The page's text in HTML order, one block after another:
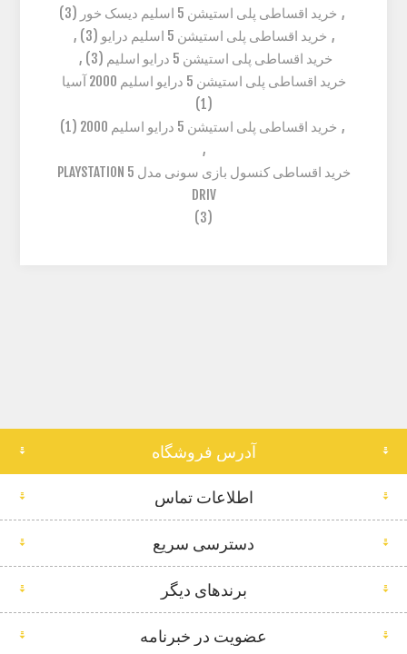
, خرید اقساطی پلی استیشن 5 اسلیم دیسک خور
(3)
, خرید اقساطی پلی استیشن 5 اسلیم درایو (3)
,
خرید اقساطی پلی استیشن 5 درایو اسلیم
(3)
,
خرید اقساطی پلی استیشن 5 درایو اسلیم 2000 آسیا
(1)
, خرید اقساطی پلی استیشن 5 درایو اسلیم 2000
(1)
,
خرید اقساطی کنسول بازی سونی مدل PLAYSTATION 5
DRIV
(3)
آدرس فروشگاه
اطلاعات تماس
دسترسی سریع
برندهای دیگر
عضویت در خبرنامه